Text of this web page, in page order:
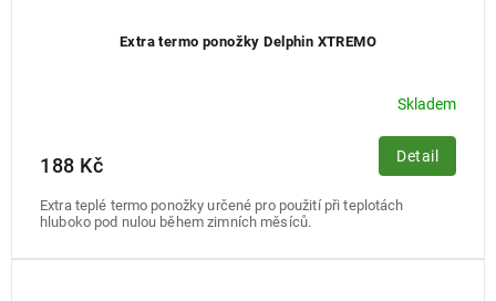
Extra termo ponožky Delphin XTREMO
Skladem
188 Kč Detail
Extra teplé termo ponožky určené pro použití při teplotách
hluboko pod nulou během zimních měsíců.